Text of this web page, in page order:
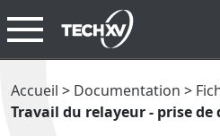
Accueil > Documentation >
Travail du relayeur - prise de